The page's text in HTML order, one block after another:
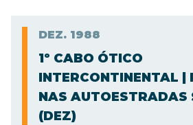
DEZ. 1988
1º CABO ÓTICO
INTERCONTINENTAL |
NAS AUTOESTRADAS
(DEZ)